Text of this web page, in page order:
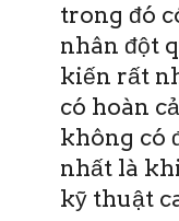
trong đó
nhân đột
kiến rất
có hoàn
không có
nhất là
kỹ thuật